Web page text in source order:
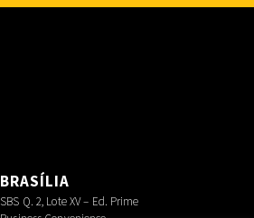
BRASÍLIA
SBS Q. 2, Lote XV – Ed. Prime